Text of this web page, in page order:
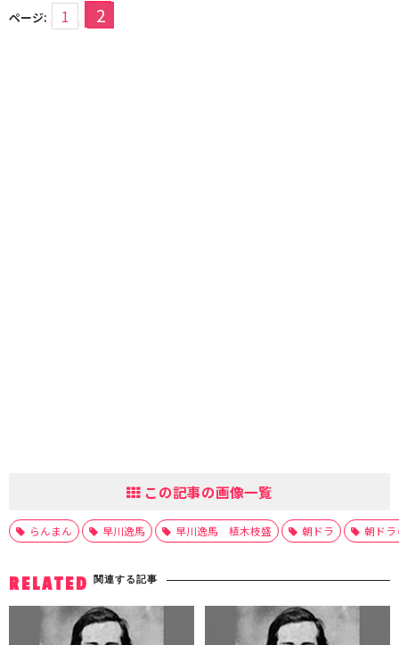
ページ: 1 2
この記事の画像一覧
らんまん 早川逸馬 早川逸馬 植木枝盛 朝ドラ 朝ド
RELATED 関連する記事